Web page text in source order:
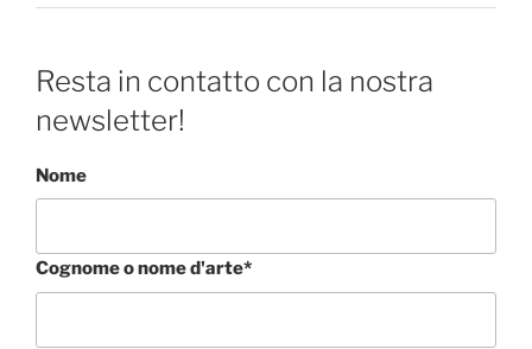
Resta in contatto con la nostra
newsletter!
Nome
Cognome o nome d'arte*